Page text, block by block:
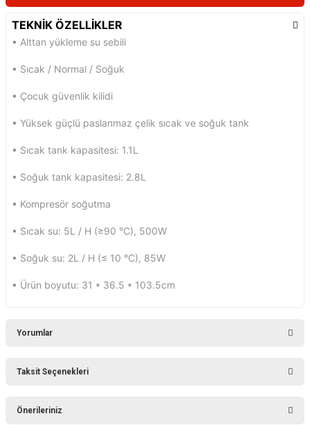
TEKNİK ÖZELLİKLER
• Alttan yükleme su sebili
• Sıcak / Normal / Soğuk
• Çocuk güvenlik kilidi
• Yüksek güçlü paslanmaz çelik sıcak ve soğuk tank
• Sıcak tank kapasitesi: 1.1L
• Soğuk tank kapasitesi: 2.8L
• Kompresör soğutma
• Sıcak su: 5L / H (≥90 °C), 500W
• Soğuk su: 2L / H (≤ 10 °C), 85W
• Ürün boyutu: 31 * 36.5 * 103.5cm
Yorumlar
Taksit Seçenekleri
Önerileriniz